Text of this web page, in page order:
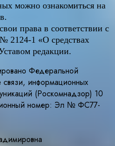
можно ознакомиться на
права в соответствии с
2124-1 «О средствах
редакции.
Федеральной
информационных
(Роскомнадзор) 10
номер: Эл № ФС77-